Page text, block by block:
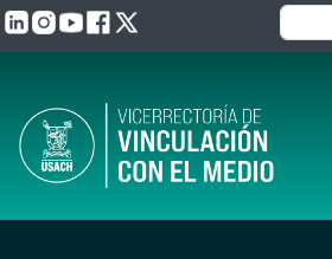
Pasar al contenido principalBuscar